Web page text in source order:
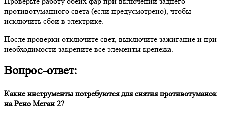
противотуманного света (если предусмотрено), чтобы
исключить сбои в электрике.
После проверки отключите свет, выключите зажигание и при
необходимости закрепите все элементы крепежа.
Вопрос-ответ:
Какие инструменты потребуются для снятия противотуманок
на Рено Меган 2?